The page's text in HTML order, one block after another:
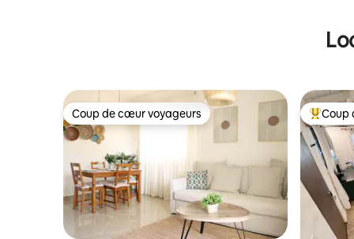
Coup de cœur voyageurs
Coup de cœur voyageurs Coups
Coup